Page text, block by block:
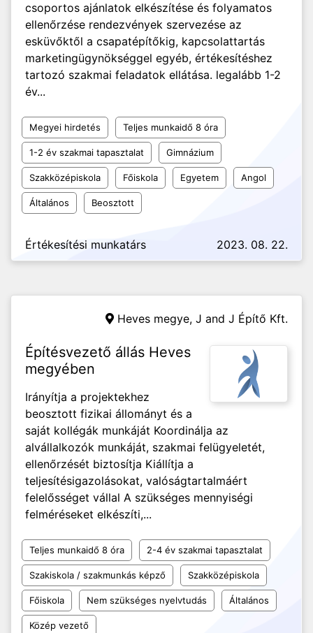
csoportos ajánlatok elkészítése és folyamatos
ellenőrzése rendezvények szervezése az
esküvőktől a csapatépítőkig, kapcsolattartás
marketingügynökséggel egyéb, értékesítéshez
tartozó szakmai feladatok ellátása. legalább 1-2
év...
Megyei hirdetés Teljes munkaidő 8 óra
1-2 év szakmai tapasztalat Gimnázium
Szakközépiskola Főiskola Egyetem Angol
Általános Beosztott
Értékesítési munkatárs 2023. 08. 22.
Heves megye, J and J Építő Kft.
Építésvezető állás Heves
megyében
Irányítja a projektekhez
beosztott fizikai állományt és a
saját kollégák munkáját Koordinálja az
alvállalkozók munkáját, szakmai felügyeletét,
ellenőrzését biztosítja Kiállítja a
teljesítésigazolásokat, valóságtartalmáért
felelősséget vállal A szükséges mennyiségi
felméréseket elkészíti,...
Teljes munkaidő 8 óra 2-4 év szakmai tapasztalat
Szakiskola / szakmunkás képző Szakközépiskola
Főiskola Nem szükséges nyelvtudás Általános
Közép vezető